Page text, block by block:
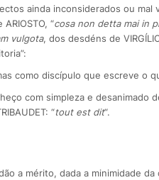
ainda inconsiderados ou mal
“cosa non detta mai in
vulgota, dos desdéns de
como discípulo que escreve o
com simpleza e desanimado
“tout est dit“.
a mérito, dada a minimidade